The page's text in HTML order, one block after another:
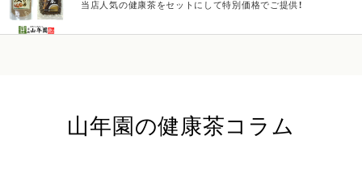
当店人気の健康茶をセットにして特別価格でご提供！
山年園の健康茶コラム